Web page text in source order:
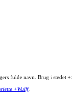
fulde navn. Brug i stedet +:
+Wulff.